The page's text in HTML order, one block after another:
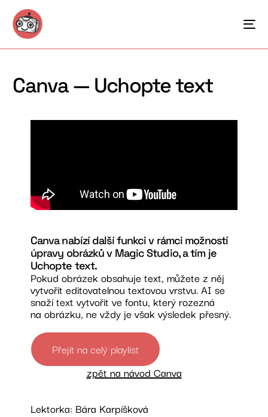
Canva — Uchopte text
Canva nabízí další funkci v rámci možností
úpravy obrázků v Magic Studio, a tím je
Uchopte text.
Pokud obrázek obsahuje text, můžete z něj
vytvořit editovatelnou textovou vrstvu. AI se
snaží text vytvořit ve fontu, který rozezná
na obrázku, ne vždy je však výsledek přesný.
Přejít na celý playlist
zpět na návod Canva
Lektorka: Bára Karpíšková